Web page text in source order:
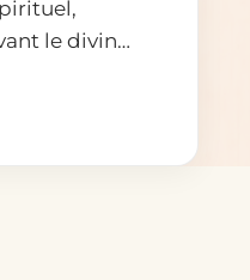
le divin…